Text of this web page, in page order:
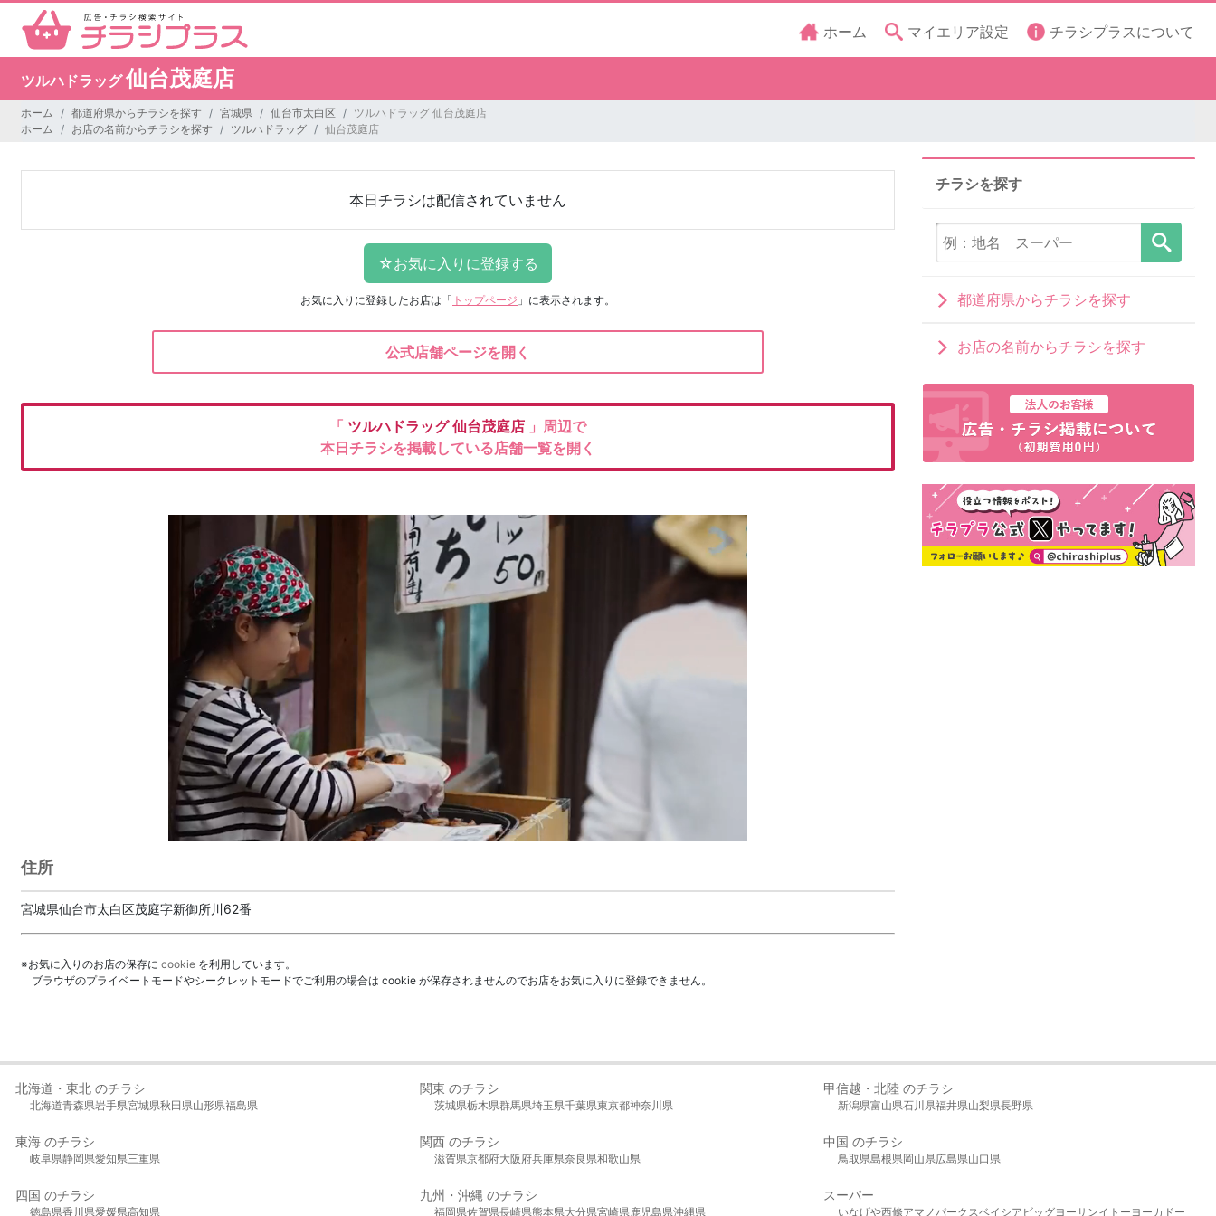
ホーム マイエリア設定 チラシプラスについて
ツルハドラッグ仙台茂庭店
ホーム 都道府県からチラシを探す 宮城県 仙台市太白区
ツルハドラッグ 仙台茂庭店
ホーム
お店の名前からチラシを探す ツルハドラッグ 仙台茂庭店
本日チラシは配信されていません
お気に入りに登録したお店は 「 トップページ 」に表示されます。
公式店舗ページを開く
「 ツルハドラッグ仙台茂庭店 」周辺で
本日チラシを掲載している店舗一覧を開く
住所
宮城県仙台市太白区茂庭字新御所川62番
※お気に入りのお店の保存に cookie を利用しています。
ブラウザのプライベートモードやシークレットモードでご利用の場合は cookie が保存されませんのでお店をお気に入りに登録できません。
チラシを探す
都道府県からチラシを探す
お店の名前からチラシを探す
北海道・東北 のチラシ
北海道青森県岩手県宮城県秋田県山形県福島県
関東 のチラシ
茨城県栃木県群馬県埼玉県千葉県東京都神奈川県
甲信越・北陸 のチラシ
新潟県富山県石川県福井県山梨県長野県
東海 のチラシ
岐阜県静岡県愛知県三重県
関西 のチラシ
滋賀県京都府大阪府兵庫県奈良県和歌山県
中国 のチラシ
鳥取県島根県岡山県広島県山口県
四国 のチラシ
徳島県香川県愛媛県高知県
九州・沖縄 のチラシ
福岡県佐賀県長崎県熊本県大分県宮崎県鹿児島県沖縄県
スーパー
いなげや西條アマノパークスベイシア ビッグヨーサンイトーヨーカドー